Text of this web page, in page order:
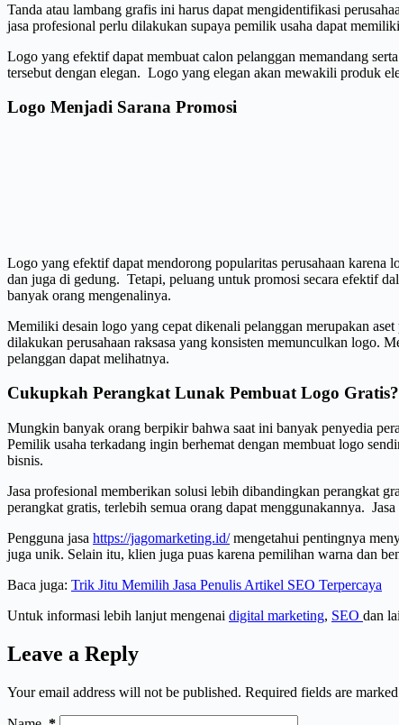
Tanda atau lambang grafis ini harus dapat mengidentifikasi
jasa profesional perlu dilakukan supaya pemilik usaha dapat
Logo yang efektif dapat membuat calon pelanggan memandang
tersebut dengan elegan. Logo yang elegan akan mewakili produk
Logo Menjadi Sarana Promosi
Logo yang efektif dapat mendorong popularitas perusahaan karena
dan juga di gedung. Tetapi, peluang untuk promosi secara efektif
banyak orang mengenalinya.
Memiliki desain logo yang cepat dikenali pelanggan merupakan
dilakukan perusahaan raksasa yang konsisten memunculkan logo.
pelanggan dapat melihatnya.
Cukupkah Perangkat Lunak Pembuat Logo Gratis?
Mungkin banyak orang berpikir bahwa saat ini banyak penyedia
Pemilik usaha terkadang ingin berhemat dengan membuat logo
bisnis.
Jasa profesional memberikan solusi lebih dibandingkan perangkat
perangkat gratis, terlebih semua orang dapat menggunakannya.
Pengguna jasa https://jagomarketing.id/mengetahui pentingnya
juga unik. Selain itu, klien juga puas karena pemilihan warna dan
Baca juga: Trik Jitu Memilih Jasa Penulis Artikel SEO Terpercaya
Untuk informasi lebih lanjut mengenai digital marketing, SEO dan
Leave a Reply
Your email address will not be published. Required fields are marked